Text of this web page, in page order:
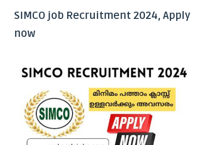
SIMCO job Recruitment 2024, Apply
now